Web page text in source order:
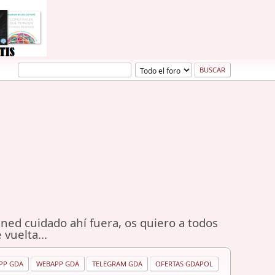
cuidado ahí fuera, os quiero a todos
vuelta...
GDA WEBAPP GDA TELEGRAM GDA OFERTAS GDAPOL